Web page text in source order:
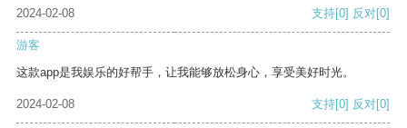
2024-02-08 支持[0] 反对[0]
游客
这款app是我娱乐的好帮手，让我能够放松身心，享受美好时光。
2024-02-08 支持[0] 反对[0]